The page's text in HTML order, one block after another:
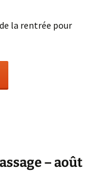
la rentrée pour
– août